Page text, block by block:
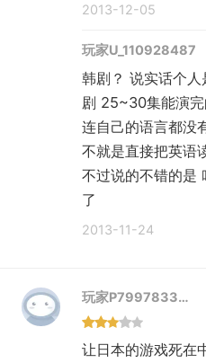
2013-12-05
玩家U_110928487
韩剧？ 说实话个人
剧 25~30集能演
连自己的语言都没有
不就是直接把英语
不过说的不错的是 咱国家的游戏 实在是没发展
了
2013-11-24
玩家P7997833…
让日本的游戏死在